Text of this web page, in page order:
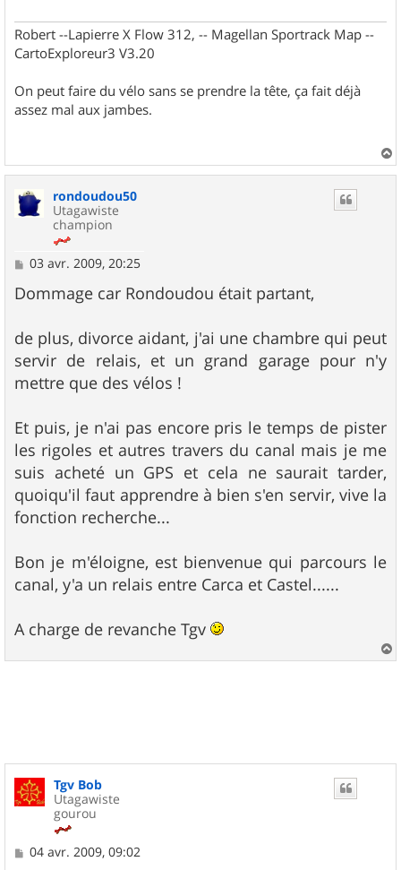
Robert --Lapierre X Flow 312, -- Magellan Sportrack Map --
CartoExploreur3 V3.20
On peut faire du vélo sans se prendre la tête, ça fait déjà
assez mal aux jambes.
a
rondoudou50
Utagawiste
champion
M
s
s
g
e
03 avr. 2009, 20:25
Dommage car Rondoudou était partant,
de plus, divorce aidant, j'ai une chambre qui peut
servir de relais, et un grand garage pour n'y
mettre que des vélos !
Et puis, je n'ai pas encore pris le temps de pister
les rigoles et autres travers du canal mais je me
suis acheté un GPS et cela ne saurait tarder,
quoiqu'il faut apprendre à bien s'en servir, vive la
fonction recherche...
Bon je m'éloigne, est bienvenue qui parcours le
canal, y'a un relais entre Carca et Castel......
A charge de revanche Tgv
a
Tgv Bob
Utagawiste
gourou
M
04 avr. 2009, 09:02